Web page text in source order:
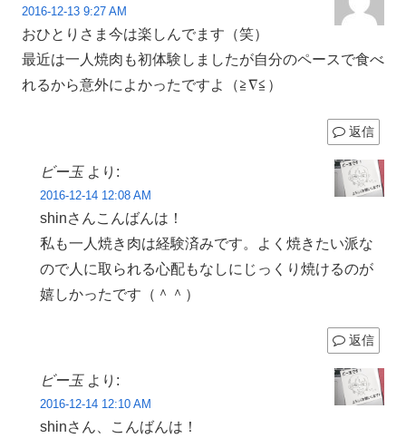
2016-12-13 9:27 AM
おひとりさま今は楽しんでます（笑）
最近は一人焼肉も初体験しましたが自分のペースで食べ
れるから意外によかったですよ（≧∇≦）
返信
ビー玉 より:
2016-12-14 12:08 AM
shinさんこんばんは！
私も一人焼き肉は経験済みです。よく焼きたい派な
ので人に取られる心配もなしにじっくり焼けるのが
嬉しかったです（＾＾）
返信
ビー玉 より:
2016-12-14 12:10 AM
shinさん、こんばんは！